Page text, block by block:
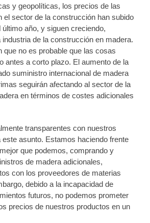
y geopolíticas, los precios de las
el sector de la construcción han subido
último año, y siguen creciendo,
industria de la construcción en madera.
que no es probable que las cosas
antes a corto plazo. El aumento de la
suministro internacional de madera
seguirán afectando al sector de la
en términos de costes adicionales
transparentes con nuestros
asunto. Estamos haciendo frente
que podemos, comprando y
de madera adicionales,
con los proveedores de materias
debido a la incapacidad de
futuros, no podemos prometer
precios de nuestros productos en un